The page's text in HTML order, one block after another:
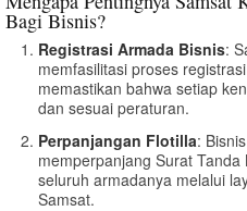
Bagi Bisnis?
Registrasi Armada Bisnis:
memfasilitasi proses
memastikan bahwa setiap
dan sesuai peraturan.
Perpanjangan Flotilla:
memperpanjang Surat
seluruh armadanya melalui
Samsat.